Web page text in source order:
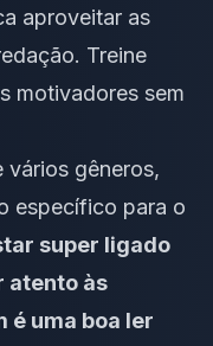
aproveitar as
Treine
motivadores sem
vários gêneros,
específico para o
super ligado
atento às
é uma boa ler